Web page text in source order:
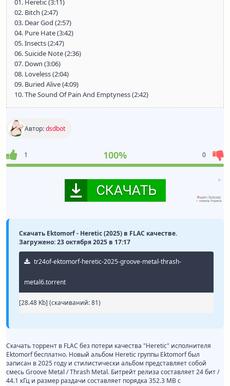
01. Heretic (3:11)
02. Bitch (2:47)
03. Dear God (2:57)
04. Pure Hate (3:42)
05. Insects (2:47)
06. Suicide Note (2:36)
07. Down (3:06)
08. Loveless (2:04)
09. Buried Alive (4:09)
10. The Sound Of Pain And Emptyness (2:42)
Автор:dsdbot
1 100% 0
Скачать Ektomorf - Heretic (2025) в FLAC качестве.
Загружено: 23 октября 2025 в 17:17
tr24of-ektomorf-heretic-2025-groove-metal-thrash-
metal6.torrent
[28.48 Kb] (cкачиваний: 81)
Скачать торрент в FLAC без потери качества "Heretic" исполнителя
Ektomorf бесплатно. Новый альбом Heretic группы Ektomorf был
записан в 2025 году и стилистически альбом представляет собой
смесь Groove Metal / Thrash Metal. Битрейт релиза составляет 24 бит /
44.1 кГц и размер раздачи составляет порядка 352.3 MB с